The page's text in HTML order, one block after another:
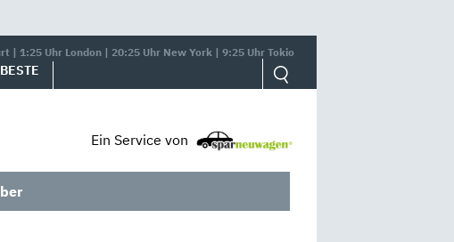
| 1:25 Uhr London | 20:25 Uhr New York | 9:25 Uhr Tokio
Ein Service von